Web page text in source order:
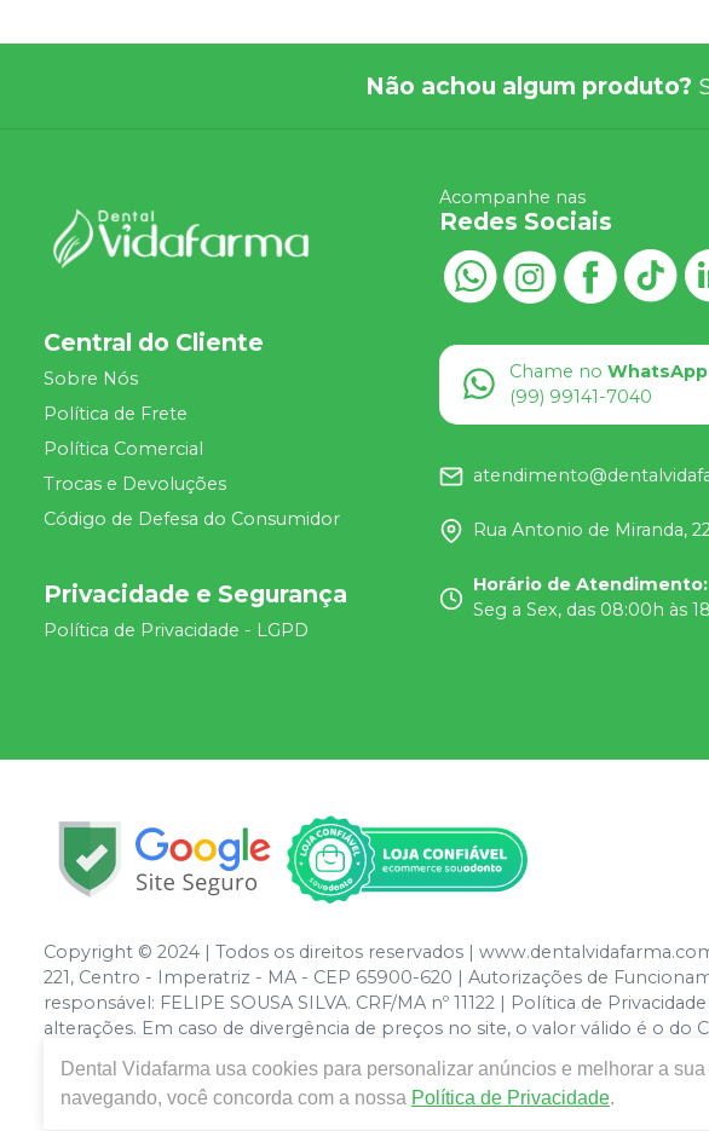
Não achou algum produto?
Central do Cliente
Sobre Nós
Política de Frete
Política Comercial
Trocas e Devoluções
Código de Defesa do Consumidor
Privacidade e Segurança
Política de Privacidade - LGPD
Acompanhe nas
Redes Sociais
Chame no WhatsApp
(99) 99141-7040
Rua Antonio de Miranda,
Horário de Atendimento:
Seg a Sex, das 08:00h às
Copyright © 2024 | Todos os direitos reservados |
221, Centro - Imperatriz - MA - CEP 65900-620 | Autorizações de
responsável: FELIPE SOUSA SILVA. CRF/MA nº 11122 | Política de
alterações. Em caso de divergência de preços no site, o valor válido é o
Dental Vidafarma usa cookies para personalizar anúncios e melhorar a
navegando, você concorda com a nossa Política de Privacidade.